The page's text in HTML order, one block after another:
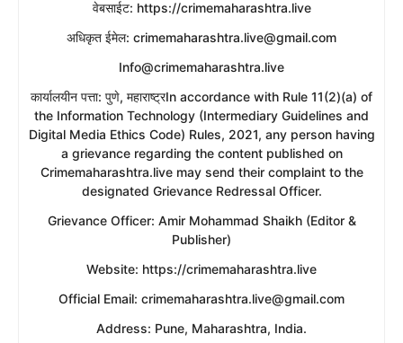
​वेबसाईट: https://crimemaharashtra.live
​अधिकृत ईमेल: crimemaharashtra.live@gmail.com
Info@crimemaharashtra.live
​कार्यालयीन पत्ता: पुणे, महाराष्ट्रIn accordance with Rule 11(2)(a) of
the Information Technology (Intermediary Guidelines and
Digital Media Ethics Code) Rules, 2021, any person having
a grievance regarding the content published on
Crimemaharashtra.live may send their complaint to the
designated Grievance Redressal Officer.
​Grievance Officer: Amir Mohammad Shaikh (Editor &
Publisher)
​Website: https://crimemaharashtra.live
​Official Email: crimemaharashtra.live@gmail.com
​Address: Pune, Maharashtra, India.